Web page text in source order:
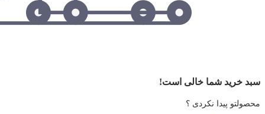
سبد خرید شما خالی است!
محصولتو پیدا نکردی ؟